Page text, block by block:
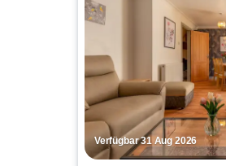
Verfügbar 31 Aug 2026